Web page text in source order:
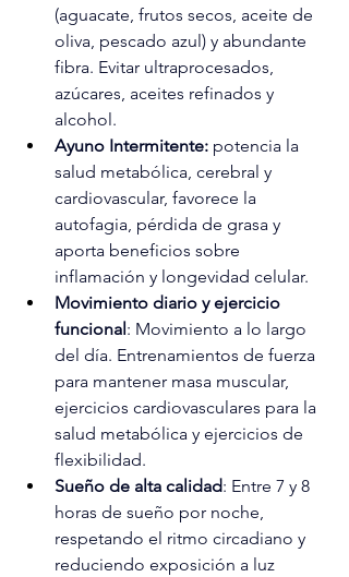
(aguacate, frutos secos, aceite de
oliva, pescado azul) y abundante
fibra. Evitar ultraprocesados,
azúcares, aceites refinados y
alcohol.
Ayuno Intermitente: potencia la
salud metabólica, cerebral y
cardiovascular, favorece la
autofagia, pérdida de grasa y
aporta beneficios sobre
inflamación y longevidad celular.
Movimiento diario y ejercicio
funcional: Movimiento a lo largo
del día. Entrenamientos de fuerza
para mantener masa muscular,
ejercicios cardiovasculares para la
salud metabólica y ejercicios de
flexibilidad.
Sueño de alta calidad: Entre 7 y 8
horas de sueño por noche,
respetando el ritmo circadiano y
reduciendo exposición a luz